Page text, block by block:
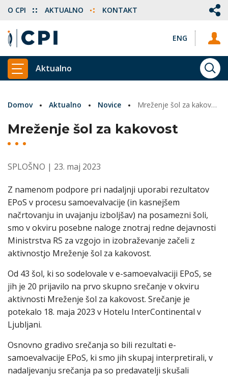
ENG
O CPI AKTUALNO KONTAKT
PRIKAŽI GLAVNI MENI
Aktualno
Domov Aktualno Novice Mreženje šol za kakovost
Mreženje šol za kakovost
SPLOŠNO | 23. maj 2023
Z namenom podpore pri nadaljnji uporabi rezultatov
EPoS v procesu samoevalvacije (in kasnejšem
načrtovanju in uvajanju izboljšav) na posamezni šoli,
smo v okviru posebne naloge znotraj redne dejavnosti
Ministrstva RS za vzgojo in izobraževanje začeli z
aktivnostjo Mreženje šol za kakovost.
Od 43 šol, ki so sodelovale v e-samoevalvaciji EPoS, se
jih je 20 prijavilo na prvo skupno srečanje v okviru
aktivnosti Mreženje šol za kakovost. Srečanje je
potekalo 18. maja 2023 v Hotelu InterContinental v
Ljubljani.
Osnovno gradivo srečanja so bili rezultati e-
samoevalvacije EPoS, ki smo jih skupaj interpretirali, v
nadaljevanju srečanja pa so predavatelji skušali